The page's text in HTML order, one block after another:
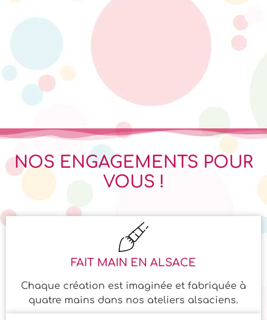
NOS ENGAGEMENTS POUR
VOUS !
FAIT MAIN EN ALSACE
Chaque création est imaginée et fabriquée à
quatre mains dans nos ateliers alsaciens.